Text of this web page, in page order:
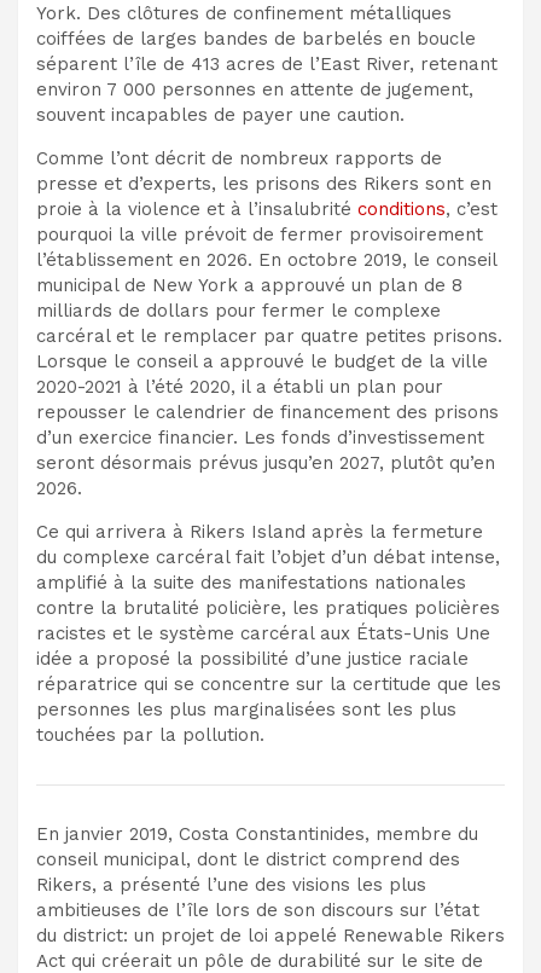
York. Des clôtures de confinement métalliques
coiffées de larges bandes de barbelés en boucle
séparent l’île de 413 acres de l’East River, retenant
environ 7 000 personnes en attente de jugement,
souvent incapables de payer une caution.
Comme l’ont décrit de nombreux rapports de
presse et d’experts, les prisons des Rikers sont en
proie à la violence et à l’insalubrité conditions, c’est
pourquoi la ville prévoit de fermer provisoirement
l’établissement en 2026. En octobre 2019, le conseil
municipal de New York a approuvé un plan de 8
milliards de dollars pour fermer le complexe
carcéral et le remplacer par quatre petites prisons.
Lorsque le conseil a approuvé le budget de la ville
2020-2021 à l’été 2020, il a établi un plan pour
repousser le calendrier de financement des prisons
d’un exercice financier. Les fonds d’investissement
seront désormais prévus jusqu’en 2027, plutôt qu’en
2026.
Ce qui arrivera à Rikers Island après la fermeture
du complexe carcéral fait l’objet d’un débat intense,
amplifié à la suite des manifestations nationales
contre la brutalité policière, les pratiques policières
racistes et le système carcéral aux États-Unis Une
idée a proposé la possibilité d’une justice raciale
réparatrice qui se concentre sur la certitude que les
personnes les plus marginalisées sont les plus
touchées par la pollution.
En janvier 2019, Costa Constantinides, membre du
conseil municipal, dont le district comprend des
Rikers, a présenté l’une des visions les plus
ambitieuses de l’île lors de son discours sur l’état
du district: un projet de loi appelé Renewable Rikers
Act qui créerait un pôle de durabilité sur le site de